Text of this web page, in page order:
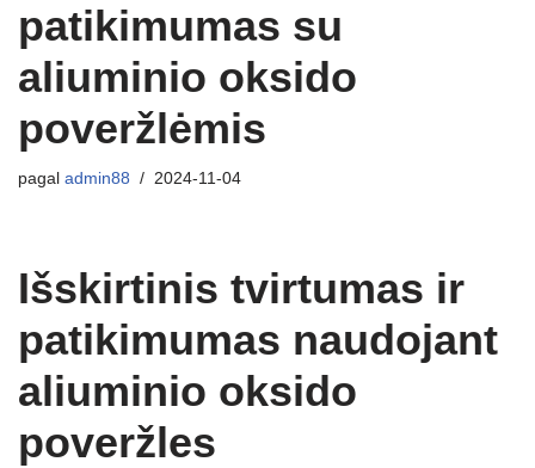
patikimumas su
aliuminio oksido
poveržlėmis
pagal admin88 2024-11-04
Išskirtinis tvirtumas ir
patikimumas naudojant
aliuminio oksido
poveržles